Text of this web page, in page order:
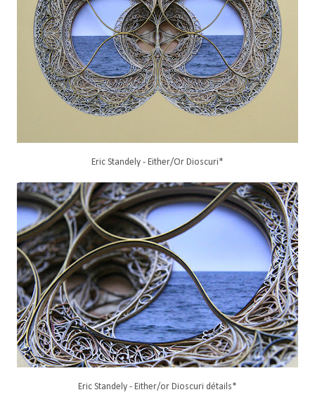
Eric Standely - Either/Or Dioscuri*
Eric Standely - Either/or Dioscuri détails*